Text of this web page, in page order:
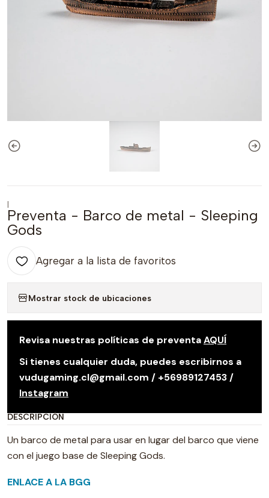
|
Preventa - Barco de metal - Sleeping
Gods
Agregar a la lista de favoritos
Mostrar stock de ubicaciones
Revisa nuestras políticas de preventaAQUÍ
Si tienes cualquier duda, puedes escribirnos a
vudugaming.cl@gmail.com / +56989127453 /
Instagram
DESCRIPCIÓN
Un barco de metal para usar en lugar del barco que viene
con el juego base de Sleeping Gods.
ENLACE A LA BGG